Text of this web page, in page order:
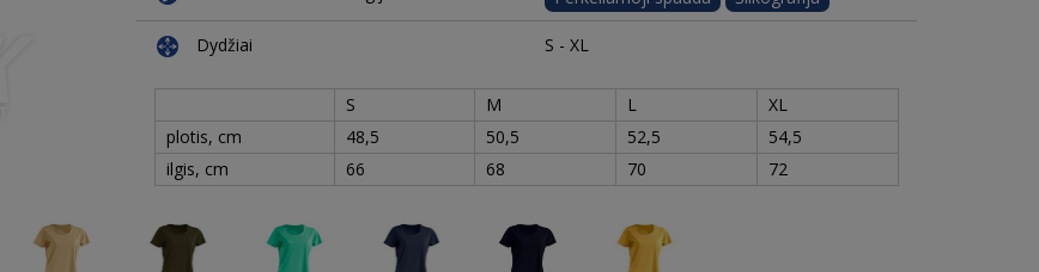
Dydžiai S - XL
S M L
XL
plotis, cm
48,5 50,5 52,5
54,5
ilgis, cm
66 68 70 72